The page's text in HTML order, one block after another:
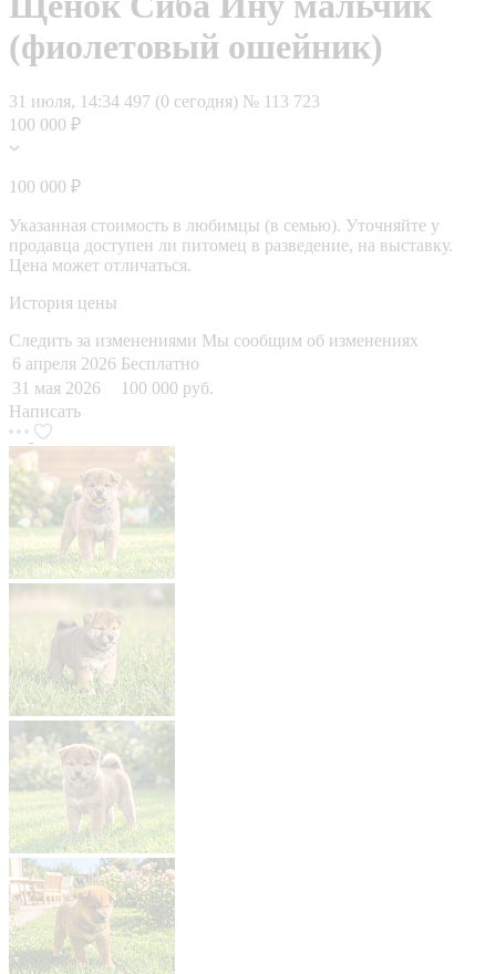
(фиолетовый ошейник)
31 июля, 14:34 497 (0 сегодня) № 113 723
100 000 ₽
100 000 ₽
Указанная стоимость в любимцы (в семью). Уточняйте у
продавца доступен ли питомец в разведение, на выставку.
Цена может отличаться.
История цены
Следить за изменениями Мы сообщим об изменениях
6 апреля 2026 Бесплатно
31 мая 2026
100 000 руб.
Написать